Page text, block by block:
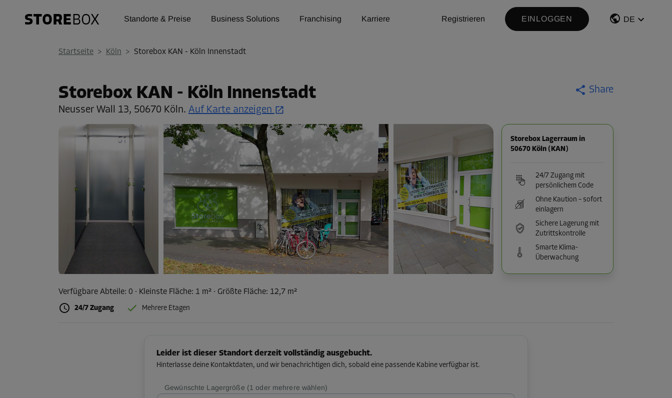
Standorte & Preise Business Solutions Franchising Karriere Registrieren EINLOGGEN DE
Startseite > Köln > Storebox KAN - Köln Innenstadt
Storebox KAN - Köln Innenstadt
Neusser Wall 13, 50670 Köln. Auf Karte anzeigen
Share
Storebox Lagerraum in
50670 Köln (KAN)
24/7 Zugang mit
persönlichem Code
Ohne Kaution – sofort
einlagern
Sichere Lagerung mit
Zutrittskontrolle
Smarte Klima-
Überwachung
Verfügbare Abteile: 0 · Kleinste Fläche: 1 m² · Größte Fläche: 12,7 m²
24/7 Zugang Mehrere Etagen
Leider ist dieser Standort derzeit vollständig ausgebucht.
Hinterlasse deine Kontaktdaten, und wir benachrichtigen dich, sobald eine passende Kabine verfügbar ist.
Gewünschte Lagergröße (1 oder mehrere wählen)